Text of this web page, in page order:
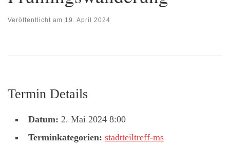
Veröffentlicht am 19. April 2024
Termin Details
Datum: 2. Mai 2024 8:00
Terminkategorien: stadtteiltreff-ms